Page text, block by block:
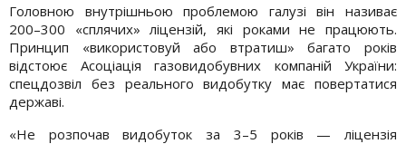
Головною внутрішньою проблемою галузі він називає
200–300 «сплячих» ліцензій, які роками не працюють.
Принцип «використовуй або втратиш» багато років
відстоює Асоціація газовидобувних компаній України:
спецдозвіл без реального видобутку має повертатися
державі.
«Не розпочав видобуток за 3–5 років — ліцензія